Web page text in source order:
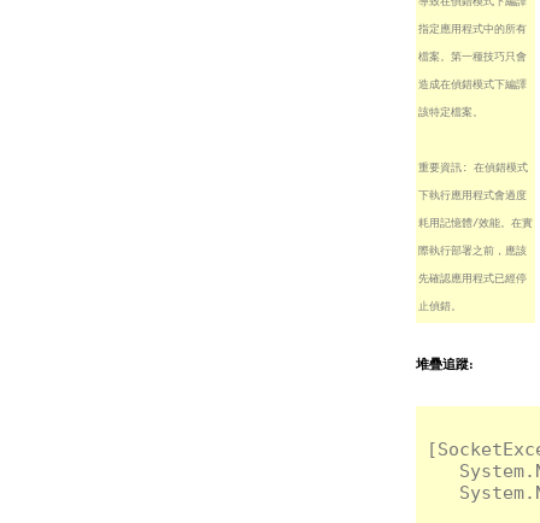
指定應用程式中的所有
檔案。第一種技巧只會
造成在偵錯模式下編譯
該特定檔案。
重要資訊: 在偵錯模式
下執行應用程式會過度
耗用記憶體/效能。在實
際執行部署之前，應該
先確認應用程式已經停
止偵錯。
堆疊追蹤: